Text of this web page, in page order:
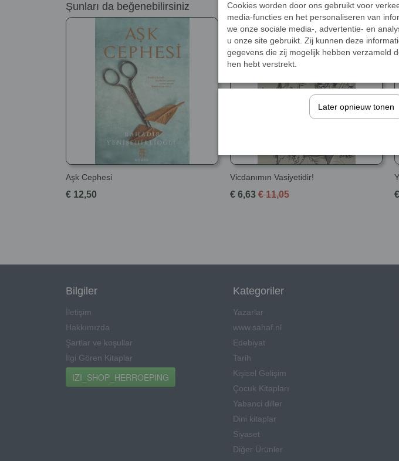
Şunları da beğenebilirsiniz
Aşk Cephesi
€ 12,50
Vicdanımın Vasiyetidir!
€ 6,63 € 11,05
Bilgiler
İletişim
Hakkımızda
Şartlar ve koşullar
İlgi Gören Kitaplar
IZI_SHOP_HERROEPING
Kategoriler
Yazarlar
www.sahaf.nl
Edebiyat
Tarih
Kişisel Gelişim
Çocuk Kitapları
Yabanci diller
Dini kitaplar
Siyaset
Diğer Ürünler
Cookies worden door ons gebruikt voor
media-functies en het personaliseren van
we onze sociale media-, advertentie- en
u onze site gebruikt. Zij kunnen deze
gegevens die zij mogelijk hebben verzameld
hen hebt verstrekt.
Later opnieuw tonen